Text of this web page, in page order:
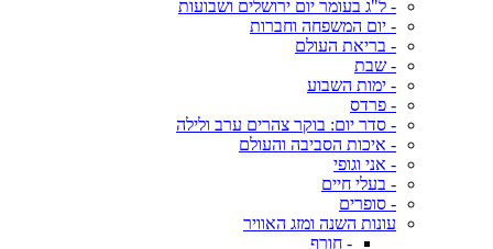
- ל"ג בעומר יום ירושלים ושבועות
- יום המשפחה וחברות
- בריאת העולם
- שבת
- ימות השבוע
- פרדס
- סדר יום: בוקר צהרים ערב ולילה
- איכות הסביבה והעולם
- אני וגופי
- בעלי חיים
- סופרים
עונות השנה ומזג האוויר
- חורף